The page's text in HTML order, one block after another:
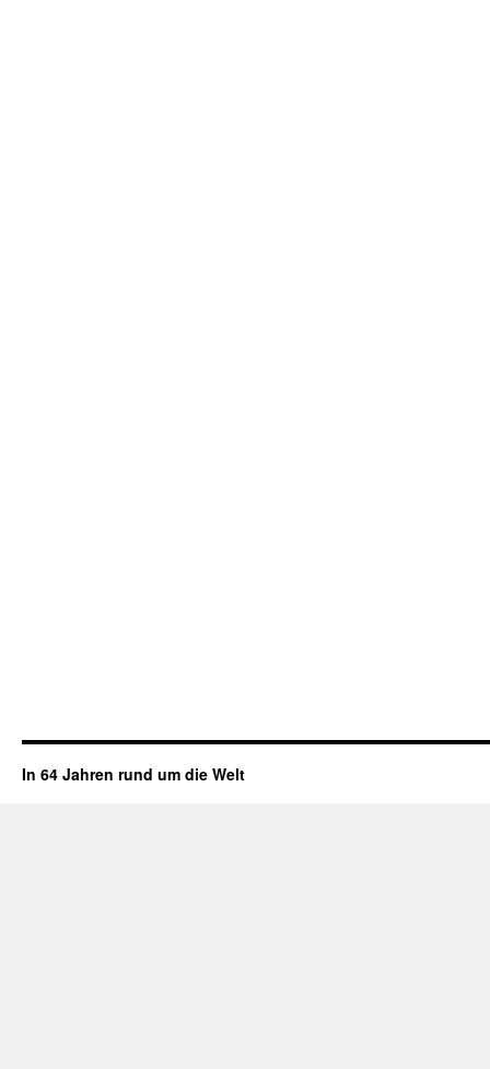
In 64 Jahren rund um die Welt